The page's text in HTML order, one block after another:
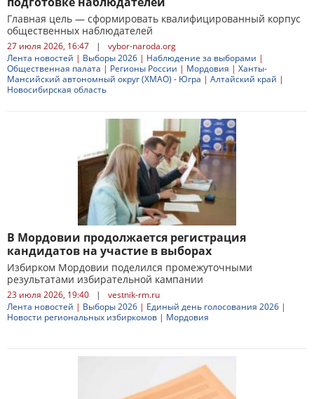
Главная цель — сформировать квалифицированный корпус
общественных наблюдателей
27 июля 2026, 16:47 |
vybor-naroda.org
Лента новостей | Выборы 2026 | Наблюдение за выборами |
Общественная палата | Регионы России | Мордовия | Ханты-
Мансийский автономный округ (ХМАО) - Югра | Алтайский край |
Новосибирская область
В Мордовии продолжается регистрация
кандидатов на участие в выборах
Избирком Мордовии поделился промежуточными
результатами избирательной кампании
23 июля 2026, 19:40 |
vestnik-rm.ru
Лента новостей | Выборы 2026 | Единый день голосования 2026 |
Новости региональных избиркомов | Мордовия